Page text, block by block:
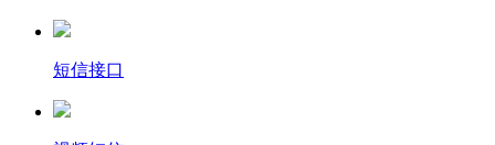
短信接口